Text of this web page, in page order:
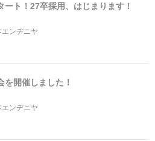
ート！27卒採用、はじまります！
ンヂニヤ
を開催しました！
ンヂニヤ